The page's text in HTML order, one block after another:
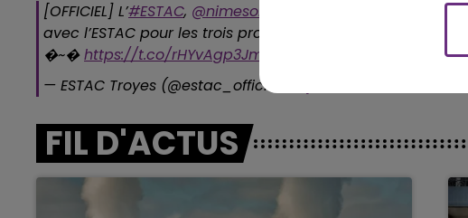
[OFFICIEL] L’#ESTAC, @nimesolympique
avec l’ESTAC pour les trois prochaines saisons (juin 2022).
�~�https://t.co/rHYvAgp3Jm
pic.twitter.com/
— ESTAC Troyes (@estac_officiel)
FIL D'ACTUS